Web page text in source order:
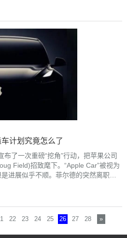
计划究竟怎么了
了一次重磅“挖角”行动，把苹果公司
Field)招致麾下。“Apple Car”被视为
进展似乎不顺。菲尔德的突然离职危
22 23 24 25 26 27 28 »